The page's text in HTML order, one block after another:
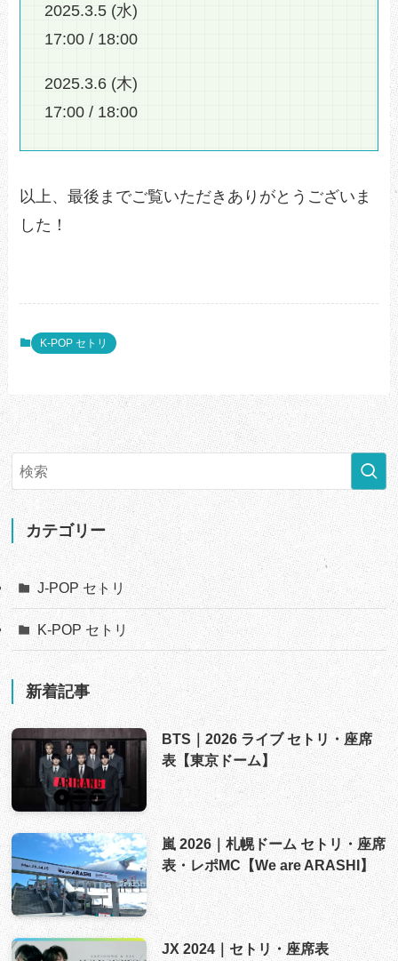
2025.3.5 (水)
17:00 / 18:00
2025.3.6 (木)
17:00 / 18:00
以上、最後までご覧いただきありがとうございま
した！
K-POP セトリ
カテゴリー
J-POP セトリ
K-POP セトリ
新着記事
BTS｜2026 ライブ セトリ・座席
表【東京ドーム】
嵐 2026｜札幌ドーム セトリ・座席
表・レポMC【We are ARASHI】
JX 2024｜セトリ・座席表